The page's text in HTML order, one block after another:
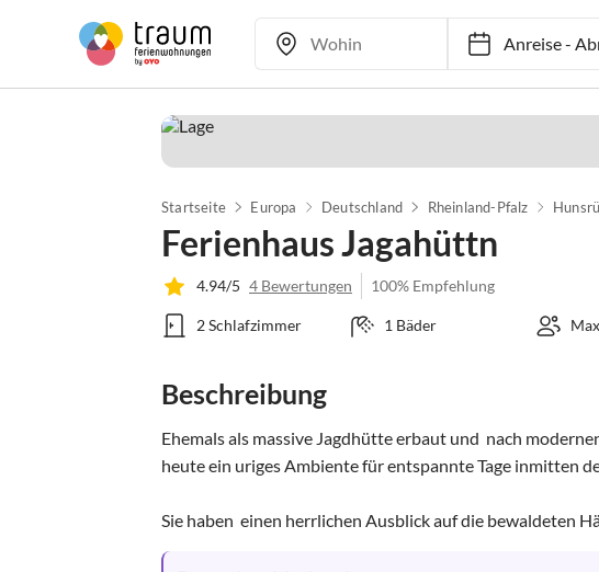
Anreise-
Startseite Europa Deutschland Rheinland-Pfalz
Ferienhaus Jagahüttn
4.94/5 4 Bewertungen 100% Empfehlung
2 Schlafzimmer 1 Bäder
Beschreibung
Ehemals als massive Jagdhütte erbaut und  nach
heute ein uriges Ambiente für entspannte Tage inmitten
Sie haben  einen herrlichen Ausblick auf die bewaldeten